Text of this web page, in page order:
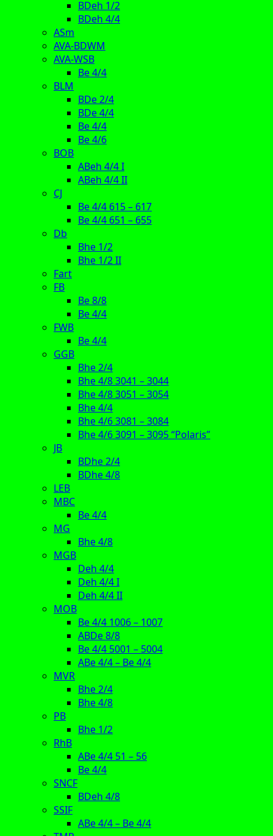
BDeh 1/2
BDeh 4/4
ASm
AVA-BDWM
AVA-WSB
Be 4/4
BLM
BDe 2/4
BDe 4/4
Be 4/4
Be 4/6
BOB
ABeh 4/4 I
ABeh 4/4 II
CJ
Be 4/4 615 – 617
Be 4/4 651 – 655
Db
Bhe 1/2
Bhe 1/2 II
Fart
FB
Be 8/8
Be 4/4
FWB
Be 4/4
GGB
Bhe 2/4
Bhe 4/8 3041 – 3044
Bhe 4/8 3051 – 3054
Bhe 4/4
Bhe 4/6 3081 – 3084
Bhe 4/6 3091 – 3095 “Polaris”
JB
BDhe 2/4
BDhe 4/8
LEB
MBC
Be 4/4
MG
Bhe 4/8
MGB
Deh 4/4
Deh 4/4 I
Deh 4/4 II
MOB
Be 4/4 1006 – 1007
ABDe 8/8
Be 4/4 5001 – 5004
ABe 4/4 – Be 4/4
MVR
Bhe 2/4
Bhe 4/8
PB
Bhe 1/2
RhB
ABe 4/4 51 – 56
Be 4/4
SNCF
BDeh 4/8
SSIF
ABe 4/4 – Be 4/4